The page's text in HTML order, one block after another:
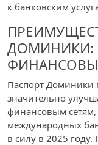
к банковским
ДОМИНИКИ:
Паспорт Доминики
значительно
финансовым сетям,
международных
в силу в 2025